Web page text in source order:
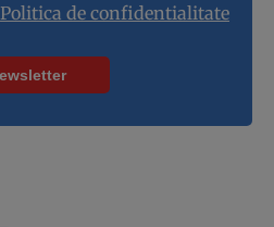
Politica de confidentialitate